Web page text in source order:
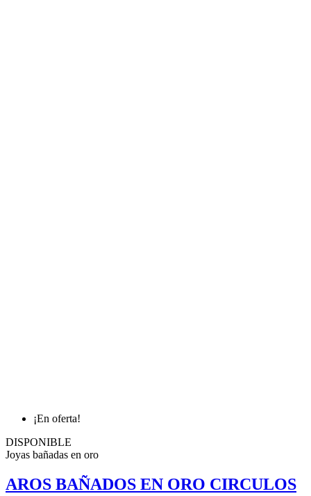
¡En oferta!
DISPONIBLE
Joyas bañadas en oro
AROS BAÑADOS EN ORO CIRCULOS